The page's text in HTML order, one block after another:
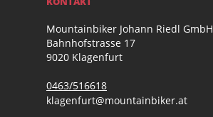
Mountainbiker Johann Riedl GmbH
Bahnhofstrasse 17
9020 Klagenfurt
0463/516618
klagenfurt@mountainbiker.at